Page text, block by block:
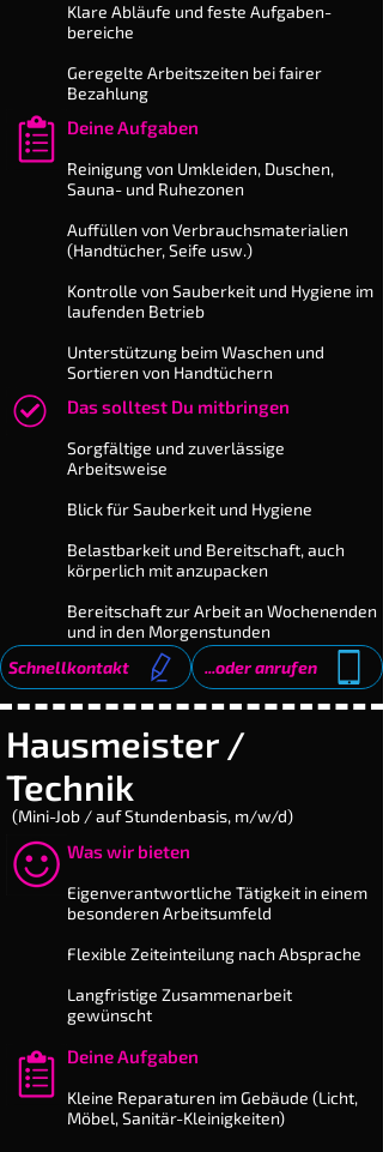
Klare Abläufe und feste Auf­gaben­
bereiche
Geregelte Arbeitszeiten bei fairer
Bezahlung
Deine Aufgaben
​Reinigung von Umkleiden, Duschen,
Sauna- und Ruhezonen
Auffüllen von Ver­brauchs­materi­alien
(Handtücher, Seife usw.)
Kontrolle von Sauberkeit und Hygiene im
laufenden Betrieb
Unterstützung beim Waschen und
Sortieren von Handtüchern
Das solltest Du mitbringen
Sorgfältige und zuverlässige
Arbeitsweise
Blick für Sauberkeit und Hygiene
Belastbarkeit und Bereitschaft, auch
körperlich mit anzupacken
Bereitschaft zur Arbeit an Wochenenden
und in den Morgenstunden
Schnellkontakt
...oder anrufen
Hausmeister /
Technik
(Mini-Job / auf Stundenbasis, m/w/d)
Was wir bieten
​Eigenverantwortliche Tätigkeit in einem
besonderen Arbeitsumfeld
Flexible Zeiteinteilung nach Absprache
Langfristige Zusammenarbeit
gewünscht
Deine Aufgaben
​Kleine Reparaturen im Gebäude (Licht,
Möbel, Sanitär-Kleinig­keiten)